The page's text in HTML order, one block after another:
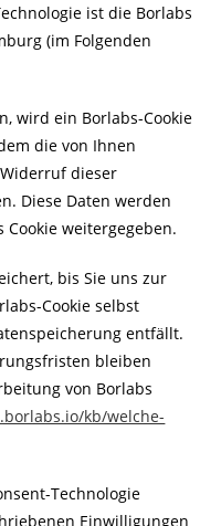
ist die Borlabs
(im Folgenden
wird ein Borlabs-Cookie
die von Ihnen
dieser
Diese Daten werden
weitergegeben.
bis Sie uns zur
Cookie selbst
entfällt.
bleiben
von Borlabs
kb/welche-
Technologie
Einwilligungen